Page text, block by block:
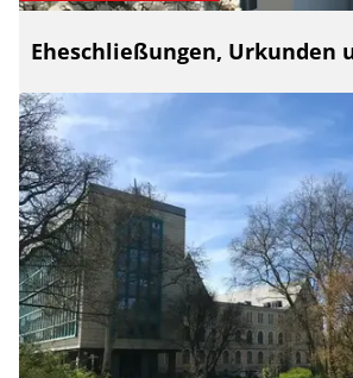
Eheschließungen, Urkunden